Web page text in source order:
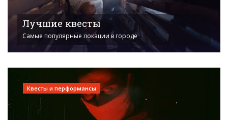
Лучшие квесты
Самые популярные локации в городе
Квесты и перформансы